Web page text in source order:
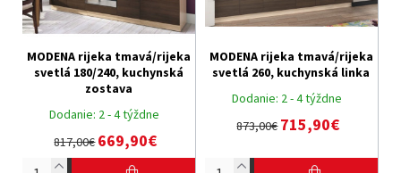
Dodanie: 2 - 4 týždne
MODENA rijeka tmavá/rijeka
svetlá 180/240, kuchynská
zostava
817,00€669,90€
Dodanie: 2 - 4 týždne
MODENA rijeka tmavá/rijeka
svetlá 260, kuchynská linka
873,00€715,90€